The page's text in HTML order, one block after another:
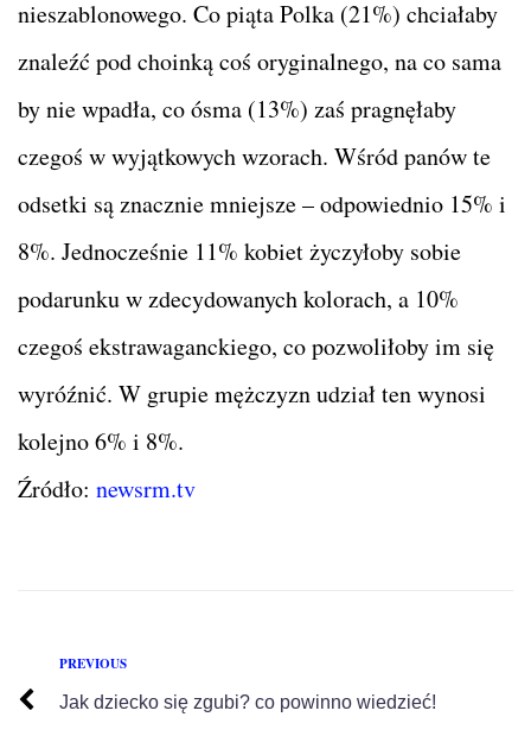
nieszablonowego. Co piąta Polka (21%) chciałaby
znaleźć pod choinką coś oryginalnego, na co sama
by nie wpadła, co ósma (13%) zaś pragnęłaby
czegoś w wyjątkowych wzorach. Wśród panów te
odsetki są znacznie mniejsze – odpowiednio 15% i
8%. Jednocześnie 11% kobiet życzyłoby sobie
podarunku w zdecydowanych kolorach, a 10%
czegoś ekstrawaganckiego, co pozwoliłoby im się
wyróźnić. W grupie mężczyzn udział ten wynosi
kolejno 6% i 8%.
Źródło: newsrm.tv
PREVIOUS
Jak dziecko się zgubi? co powinno wiedzieć!